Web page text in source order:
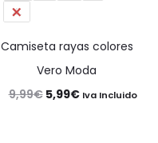
XL
Camiseta rayas colores
Vero Moda
9,99€ El
5,99€ElIva Incluido